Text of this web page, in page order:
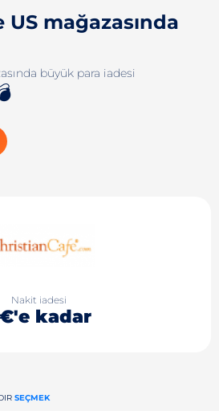
mağazasında
büyük para iadesi
Nakit iadesi
kadar
SEÇMEK